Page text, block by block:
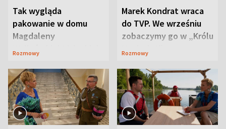
Tak wygląda
pakowanie w domu
Magdaleny
Waligórskiej-Lisieckiej.
Rozmowy
Marek Kondrat wraca
do TVP. We wrześniu
zobaczymy go w „Królu
Maciusiu I”
Rozmowy